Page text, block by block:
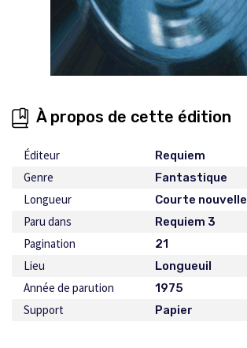
À propos de cette édition
Éditeur Requiem
Genre Fantastique
Longueur Courte nouvelle
Paru dans Requiem 3
Pagination 21
Lieu Longueuil
Année de parution 1975
Support Papier